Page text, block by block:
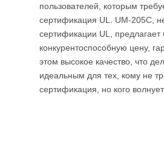
пользователей, которым
сертификация UL. UM-205C,
сертификации UL, предлагает
конкурентоспособную цену,
этом высокое качество, что
идеальным для тех, кому не
сертификация, но кого волнует